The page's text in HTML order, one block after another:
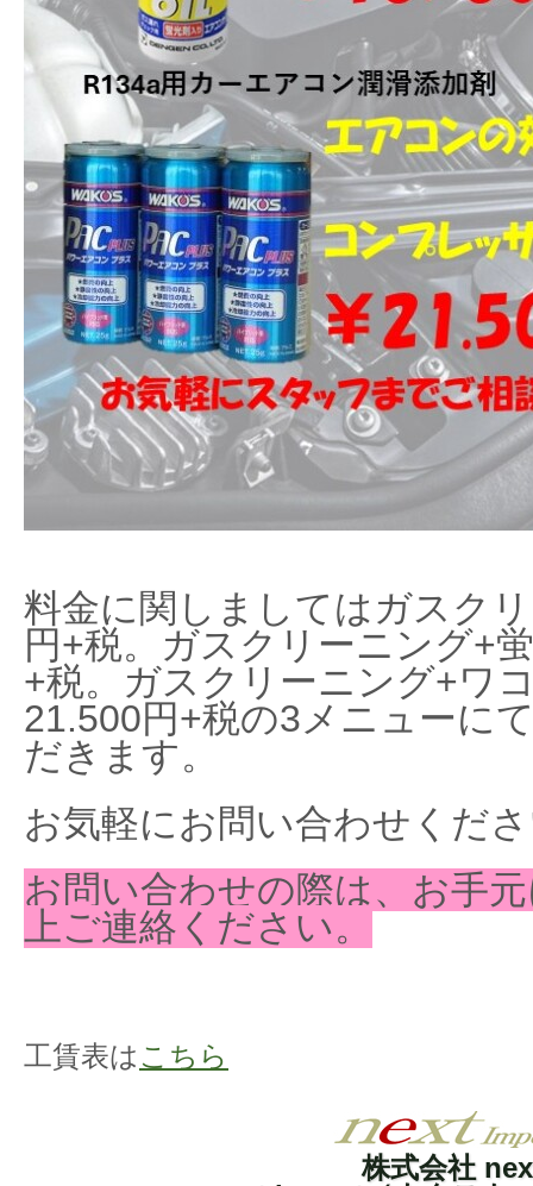
料金に関しましてはガスク
円+税。ガスクリーニング+
+税。ガスクリーニング+ワ
21.500円+税の3メニューに
だきます。
お気軽にお問い合わせくだ
お問い合わせの際は、お手
上ご連絡ください。
工賃表は こちら
株式会社